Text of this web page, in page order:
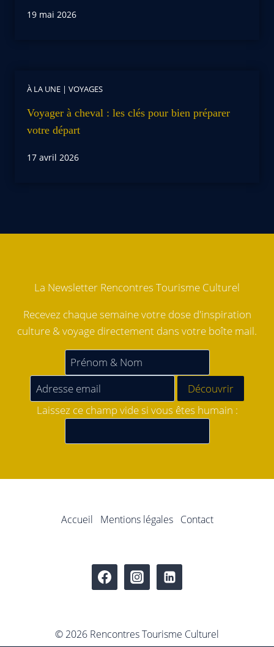
19 mai 2026
À LA UNE | VOYAGES
Voyager à cheval : les clés pour bien préparer
votre départ
17 avril 2026
La Newsletter Rencontres Tourisme Culturel
Recevez chaque semaine votre dose d'inspiration
culture & voyage directement dans votre boîte mail.
Laissez ce champ vide si vous êtes humain :
Accueil Mentions légales Contact
© 2026 Rencontres Tourisme Culturel